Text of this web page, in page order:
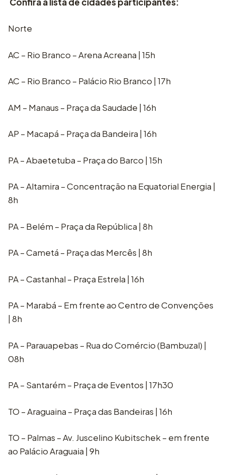
Norte
AC – Rio Branco – Arena Acreana | 15h
AC – Rio Branco – Palácio Rio Branco | 17h
AM – Manaus – Praça da Saudade | 16h
AP – Macapá – Praça da Bandeira | 16h
PA – Abaetetuba – Praça do Barco | 15h
PA – Altamira – Concentração na Equatorial Energia |
8h
PA – Belém – Praça da República | 8h
PA – Cametá – Praça das Mercês | 8h
PA – Castanhal – Praça Estrela | 16h
PA – Marabá – Em frente ao Centro de Convenções
| 8h
PA – Parauapebas – Rua do Comércio (Bambuzal) |
08h
PA – Santarém – Praça de Eventos | 17h30
TO – Araguaina – Praça das Bandeiras | 16h
TO – Palmas – Av. Juscelino Kubitschek – em frente
ao Palácio Araguaia | 9h